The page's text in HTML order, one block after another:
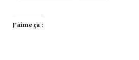
J’aime ça :